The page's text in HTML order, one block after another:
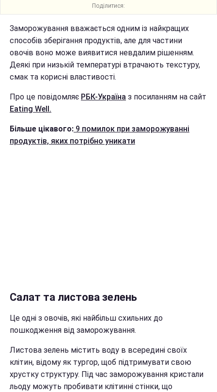
Поділитися:
Заморожування вважається одним із найкращих
способів зберігання продуктів, але для частини
овочів воно може виявитися невдалим рішенням.
Деякі при низькій температурі втрачають текстуру,
смак та корисні властивості.
Про це повідомляє РБК-Україна з посиланням на сайт
Eating Well.
Більше цікавого: 9 помилок при заморожуванні
продуктів, яких потрібно уникати
Салат та листова зелень
Це одні з овочів, які найбільш схильних до
пошкодження від заморожування.
Листова зелень містить воду в всередині своїх
клітин, відому як тургор, щоб підтримувати свою
хрустку структуру. Під час заморожування кристали
льоду можуть пробивати клітинні стінки, що